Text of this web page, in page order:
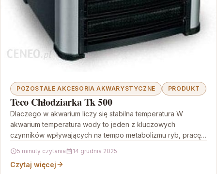
POZOSTAŁE AKCESORIA AKWARYSTYCZNE PRODUKT
Teco Chłodziarka Tk 500
Dlaczego w akwarium liczy się stabilna temperatura W
akwarium temperatura wody to jeden z kluczowych
czynników wpływających na tempo metabolizmu ryb, pracę
5 minuty czytania 14 grudnia 2025
Czytaj więcej